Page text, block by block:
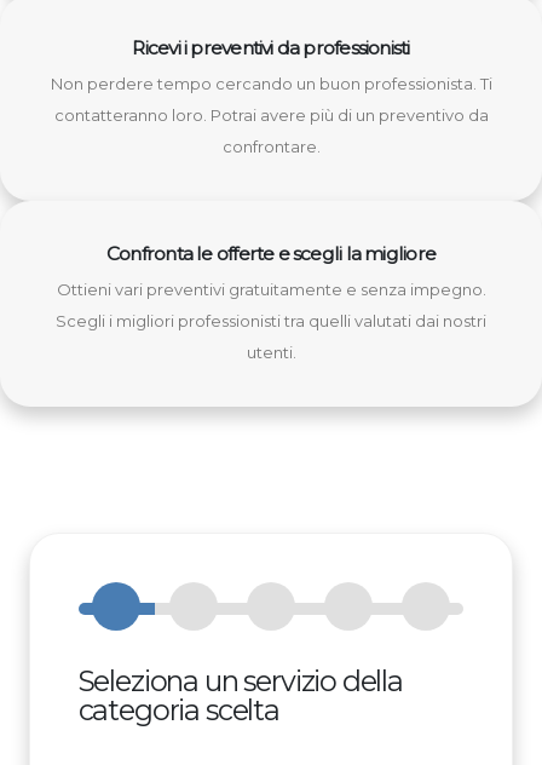
Ricevi i preventivi da professionisti
Non perdere tempo cercando un buon professionista. Ti
contatteranno loro. Potrai avere più di un preventivo da
confrontare.
Confronta le offerte e scegli la migliore
Ottieni vari preventivi gratuitamente e senza impegno.
Scegli i migliori professionisti tra quelli valutati dai nostri
utenti.
Seleziona un servizio della
categoria scelta